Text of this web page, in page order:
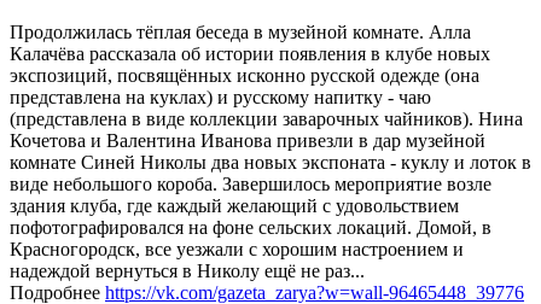
Продолжилась тёплая беседа в музейной комнате. Алла
Калачёва рассказала об истории появления в клубе новых
экспозиций, посвящённых исконно русской одежде (она
представлена на куклах) и русскому напитку - чаю
(представлена в виде коллекции заварочных чайников). Нина
Кочетова и Валентина Иванова привезли в дар музейной
комнате Синей Николы два новых экспоната - куклу и лоток в
виде небольшого короба. Завершилось мероприятие возле
здания клуба, где каждый желающий с удовольствием
пофотографировался на фоне сельских локаций. Домой, в
Красногородск, все уезжали с хорошим настроением и
надеждой вернуться в Николу ещё не раз...
Подробнее https://vk.com/gazeta_zarya?w=wall-96465448_39776